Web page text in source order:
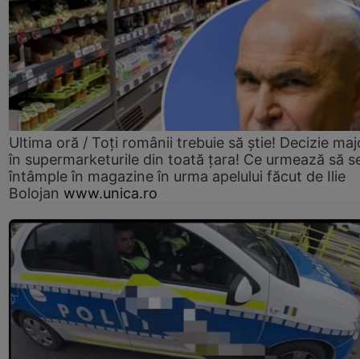
Ultima oră / Toți românii trebuie să știe! Decizie
în supermarketurile din toată țara! Ce urmează să
întâmple în magazine în urma apelului făcut de Ilie
Bolojan www.unica.ro